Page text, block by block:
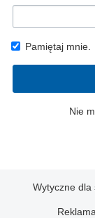
Pamiętaj mnie.
Nie
Wytyczne dla
Reklama